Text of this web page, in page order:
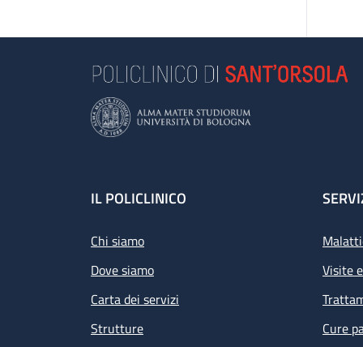
Footer
IL POLICLINICO
Chi siamo
Dove siamo
Carta dei servizi
Strutture
Visite
Cure